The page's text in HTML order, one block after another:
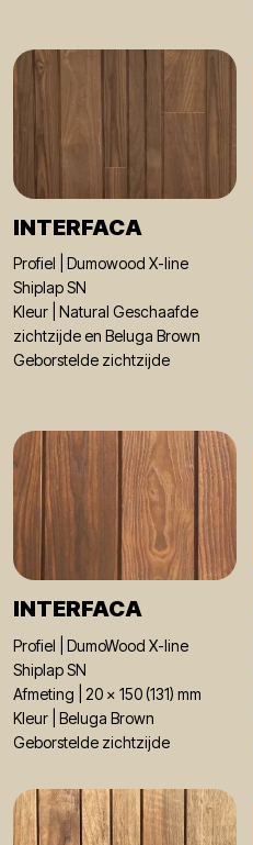
INTERFACA
Profiel | Dumowood X-line
Shiplap SN
Kleur | Natural Geschaafde
zichtzijde en Beluga Brown
Geborstelde zichtzijde
INTERFACA
Profiel | DumoWood X-line
Shiplap SN
Afmeting | 20 x 150 (131) mm
Kleur | Beluga Brown
Geborstelde zichtzijde